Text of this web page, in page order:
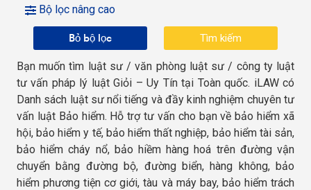
Bộ lọc nâng cao
Bỏ bộ lọc
Bạn muốn tìm luật sư / văn phòng luật sư / công ty luật
tư vấn pháp lý luật Giỏi – Uy Tín tại Toàn quốc. iLAW có
Danh sách luật sư nổi tiếng và đầy kinh nghiệm chuyên tư
vấn luật Bảo hiểm. Hỗ trợ tư vấn cho bạn về bảo hiểm xã
hội, bảo hiểm y tế, bảo hiểm thất nghiệp, bảo hiểm tài sản,
bảo hiểm cháy nổ, bảo hiềm hàng hoá trên đường vận
chuyển bằng đường bộ, đường biển, hàng không, bảo
hiểm phương tiện cơ giới, tàu và máy bay, bảo hiểm trách